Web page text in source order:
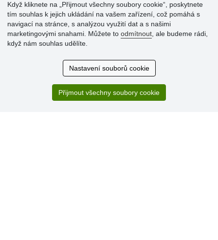
Hodnocení
zákazníků
29.7.2026
Sortiment za fajn ceny a hlavně super rychlé dodání. Moc
Když kliknete na „Přijmout všechny soubory cookie“, poskytnete
tím souhlas k jejich ukládání na vašem zařízení, což pomáhá s
navigací na stránce, s analýzou využití dat a s našimi
marketingovými snahami. Můžete to odmítnout , ale budeme rádi,
když nám souhlas udělíte.
Nastavení souborů cookie
Přijmout všechny soubory cookie